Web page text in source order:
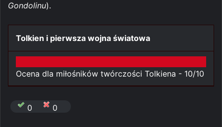
Gondolinu).
Tolkien i pierwsza wojna światowa
Ocena dla miłośników twórczości Tolkiena - 10/10
0 0